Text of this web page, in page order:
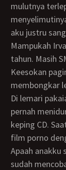
mulutnya
aku justru
Mampukah
tahun. Masih
Keesokan paginya, saat Irvan pergi ke sekolah, aku
membongkar
Di lemari
pernah
keping CD.
film porno
Apaah anakku sudah mengerti seks? Apakah dia
sudah